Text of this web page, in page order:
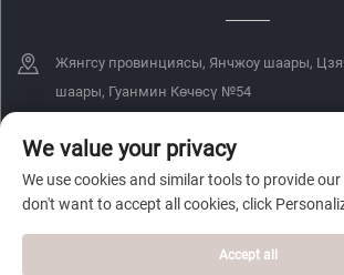
Жянгсу провинциясы, Янчжоу шаары,
шаары, Гуанмин Көчөсү №54
+86-18068849339
[email protected]
Copyright © 2026 Yangzhou Yingteji Trading Co., Ltd.
We value your privacy
We use cookies and similar tools to provide
don't want to accept all cookies, click
Accept all